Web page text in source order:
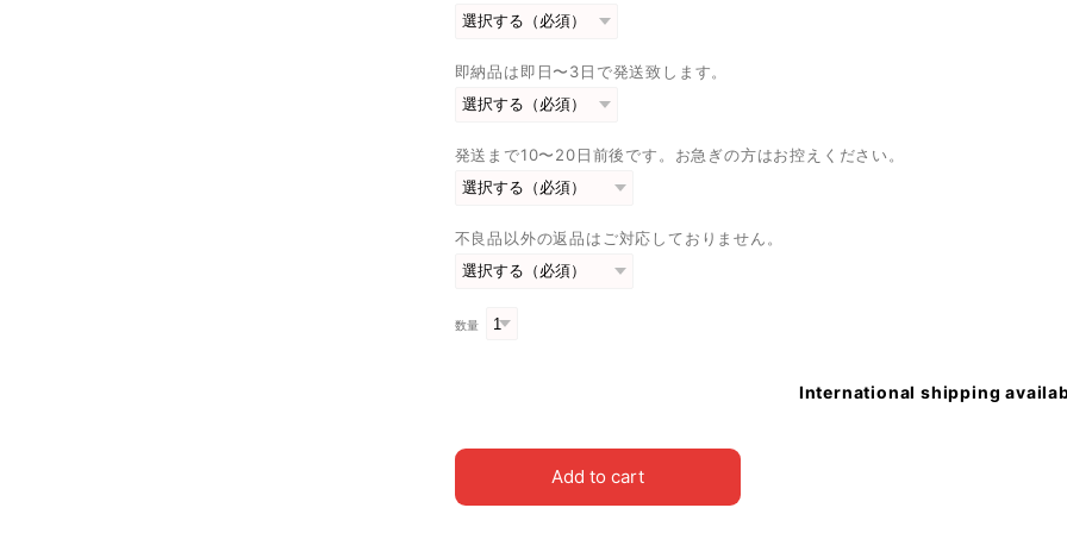
即納品は即日〜3日で発送致します。
発送まで10〜20日前後です。お急ぎの方はお控えください。
不良品以外の返品はご対応しておりません。
数量
International shipping
Add to cart